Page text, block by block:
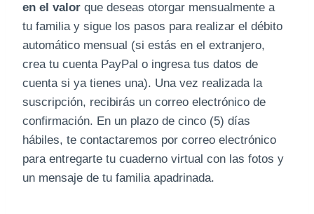
en el valor que deseas otorgar mensualmente a
tu familia y sigue los pasos para realizar el débito
automático mensual (si estás en el extranjero,
crea tu cuenta PayPal o ingresa tus datos de
cuenta si ya tienes una). Una vez realizada la
suscripción, recibirás un correo electrónico de
confirmación. En un plazo de cinco (5) días
hábiles, te contactaremos por correo electrónico
para entregarte tu cuaderno virtual con las fotos y
un mensaje de tu familia apadrinada.